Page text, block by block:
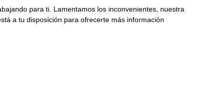
para ti. Lamentamos los inconvenientes, nuestra
a tu disposición para ofrecerte más información